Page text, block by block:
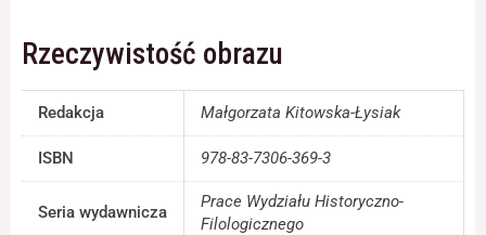
Rzeczywistość obrazu
Redakcja Małgorzata Kitowska-Łysiak
ISBN 978-83-7306-369-3
Seria wydawnicza
Prace Wydziału Historyczno-
Filologicznego
Abyśmy mogli
poprawić
i strukturę
strony
internetowej,
na podstawie